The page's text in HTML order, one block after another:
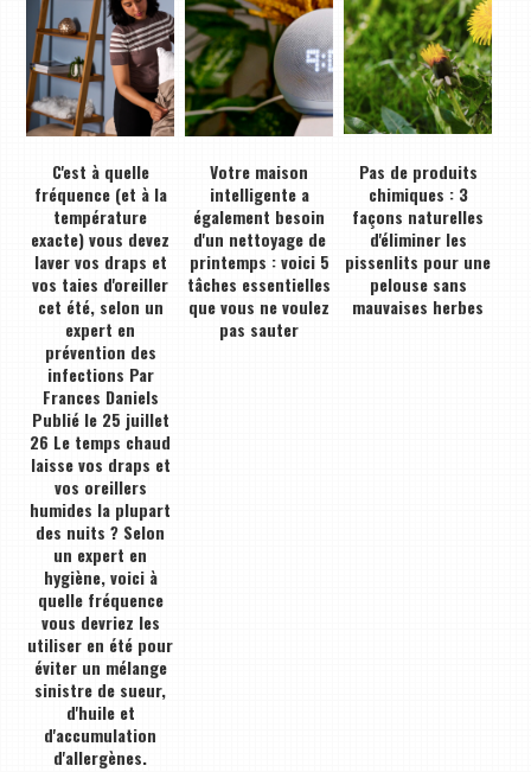
C'est à quelle
fréquence (et à la
température
exacte) vous devez
laver vos draps et
vos taies d'oreiller
cet été, selon un
expert en
prévention des
infections Par
Frances Daniels
Publié le 25 juillet
26 Le temps chaud
laisse vos draps et
vos oreillers
humides la plupart
des nuits ? Selon
un expert en
hygiène, voici à
quelle fréquence
vous devriez les
utiliser en été pour
éviter un mélange
sinistre de sueur,
d'huile et
d'accumulation
d'allergènes.
Votre maison
intelligente a
également besoin
d'un nettoyage de
printemps : voici 5
tâches essentielles
que vous ne voulez
pas sauter
Pas de produits
chimiques : 3
façons naturelles
d'éliminer les
pissenlits pour une
pelouse sans
mauvaises herbes